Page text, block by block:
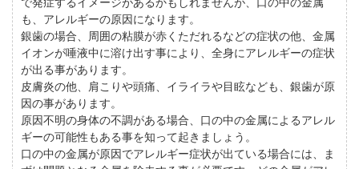
も、アレルギーの原因になります。
銀歯の場合、周囲の粘膜が赤くただれるなどの症状の他、金属
イオンが唾液中に溶け出す事により、全身にアレルギーの症状
が出る事があります。
皮膚炎の他、肩こりや頭痛、イライラや目眩なども、銀歯が原
因の事があります。
原因不明の身体の不調がある場合、口の中の金属によるアレル
ギーの可能性もある事を知って起きましょう。
口の中の金属が原因でアレルギー症状が出ている場合には、ま